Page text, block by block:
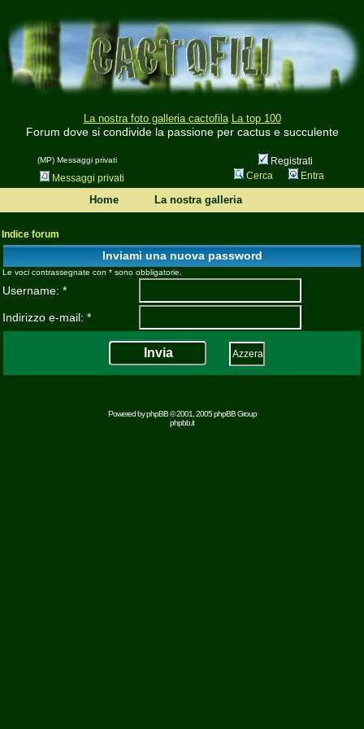
La nostra foto galleria cactofila La top 100
Forum dove si condivide la passione per cactus e succulente
(MP) Messaggi privati
Registrati
Messaggi privati
Cerca Entra
Home La nostra galleria
Indice forum
Inviami una nuova password
Le voci contrassegnate con * sono obbligatorie.
Username: *
Indirizzo e-mail: *
Powered byphpBB© 2001, 2005 phpBB Group
phpbb.it